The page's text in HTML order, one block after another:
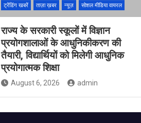
ट्रेंडिंग खबरें
ताज़ा ख़बर न्यूज़ सोशल मीडिया वायरल
राज्य के सरकारी स्कूलों में विज्ञान
प्रयोगशालाओं के आधुनिकीकरण की
तैयारी, विद्यार्थियों को मिलेगी आधुनिक
प्रयोगात्मक शिक्षा
August 6, 2026 admin